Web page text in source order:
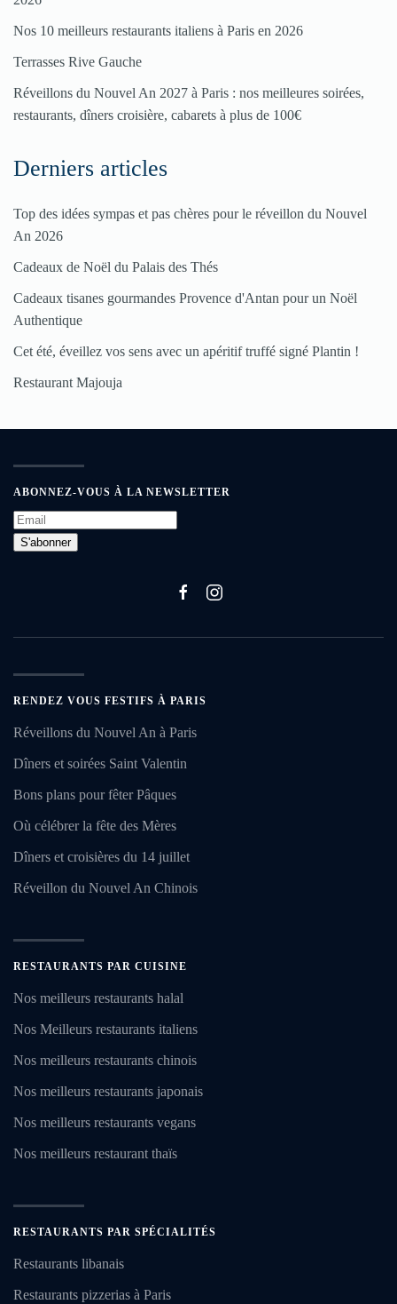
Cliquez
Nos 10 meilleurs restaurants italiens à Paris en 2026
Terrasses Rive Gauche
Réveillons du Nouvel An 2027 à Paris : nos meilleures soirées,
restaurants, dîners croisière, cabarets à plus de 100€
Derniers articles
Top des idées sympas et pas chères pour le réveillon du Nouvel
An 2026
Cadeaux de Noël du Palais des Thés
Cadeaux tisanes gourmandes Provence d'Antan pour un Noël
Authentique
Cet été, éveillez vos sens avec un apéritif truffé signé Plantin !
Restaurant Majouja
ABONNEZ-VOUS À LA NEWSLETTER
S'abonner
RENDEZ VOUS FESTIFS À PARIS
Réveillons du Nouvel An à Paris
Dîners et soirées Saint Valentin
Bons plans pour fêter Pâques
Où célébrer la fête des Mères
Dîners et croisières du 14 juillet
Réveillon du Nouvel An Chinois
RESTAURANTS PAR CUISINE
Nos meilleurs restaurants halal
Nos Meilleurs restaurants italiens
Nos meilleurs restaurants chinois
Nos meilleurs restaurants japonais
Nos meilleurs restaurants vegans
Nos meilleurs restaurant thaïs
RESTAURANTS PAR SPÉCIALITÉS
Restaurants libanais
Restaurants pizzerias à Paris